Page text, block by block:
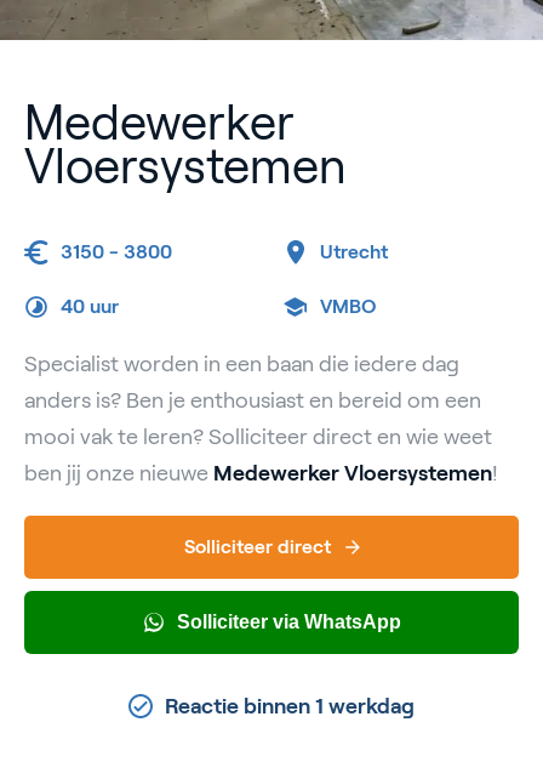
Medewerker
Vloersystemen
3150 - 3800 Utrecht
40 uur VMBO
Specialist worden in een baan die iedere dag
anders is? Ben je enthousiast en bereid om een
mooi vak te leren? Solliciteer direct en wie weet
ben jij onze nieuwe Medewerker Vloersystemen!
Solliciteer direct
Solliciteer via WhatsApp
Reactie binnen 1 werkdag